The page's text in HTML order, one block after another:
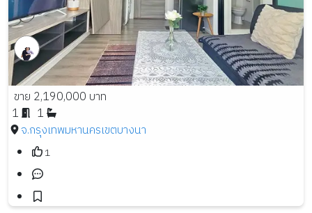
ขาย 2,190,000 บาท
1
1
จ.กรุงเทพมหานครเขตบางนา
1